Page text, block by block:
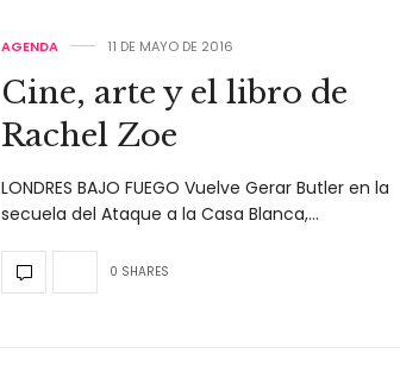
AGENDA 11 DE MAYO DE 2016
Cine, arte y el libro de
Rachel Zoe
LONDRES BAJO FUEGO Vuelve Gerar Butler en la
secuela del Ataque a la Casa Blanca,…
0 SHARES